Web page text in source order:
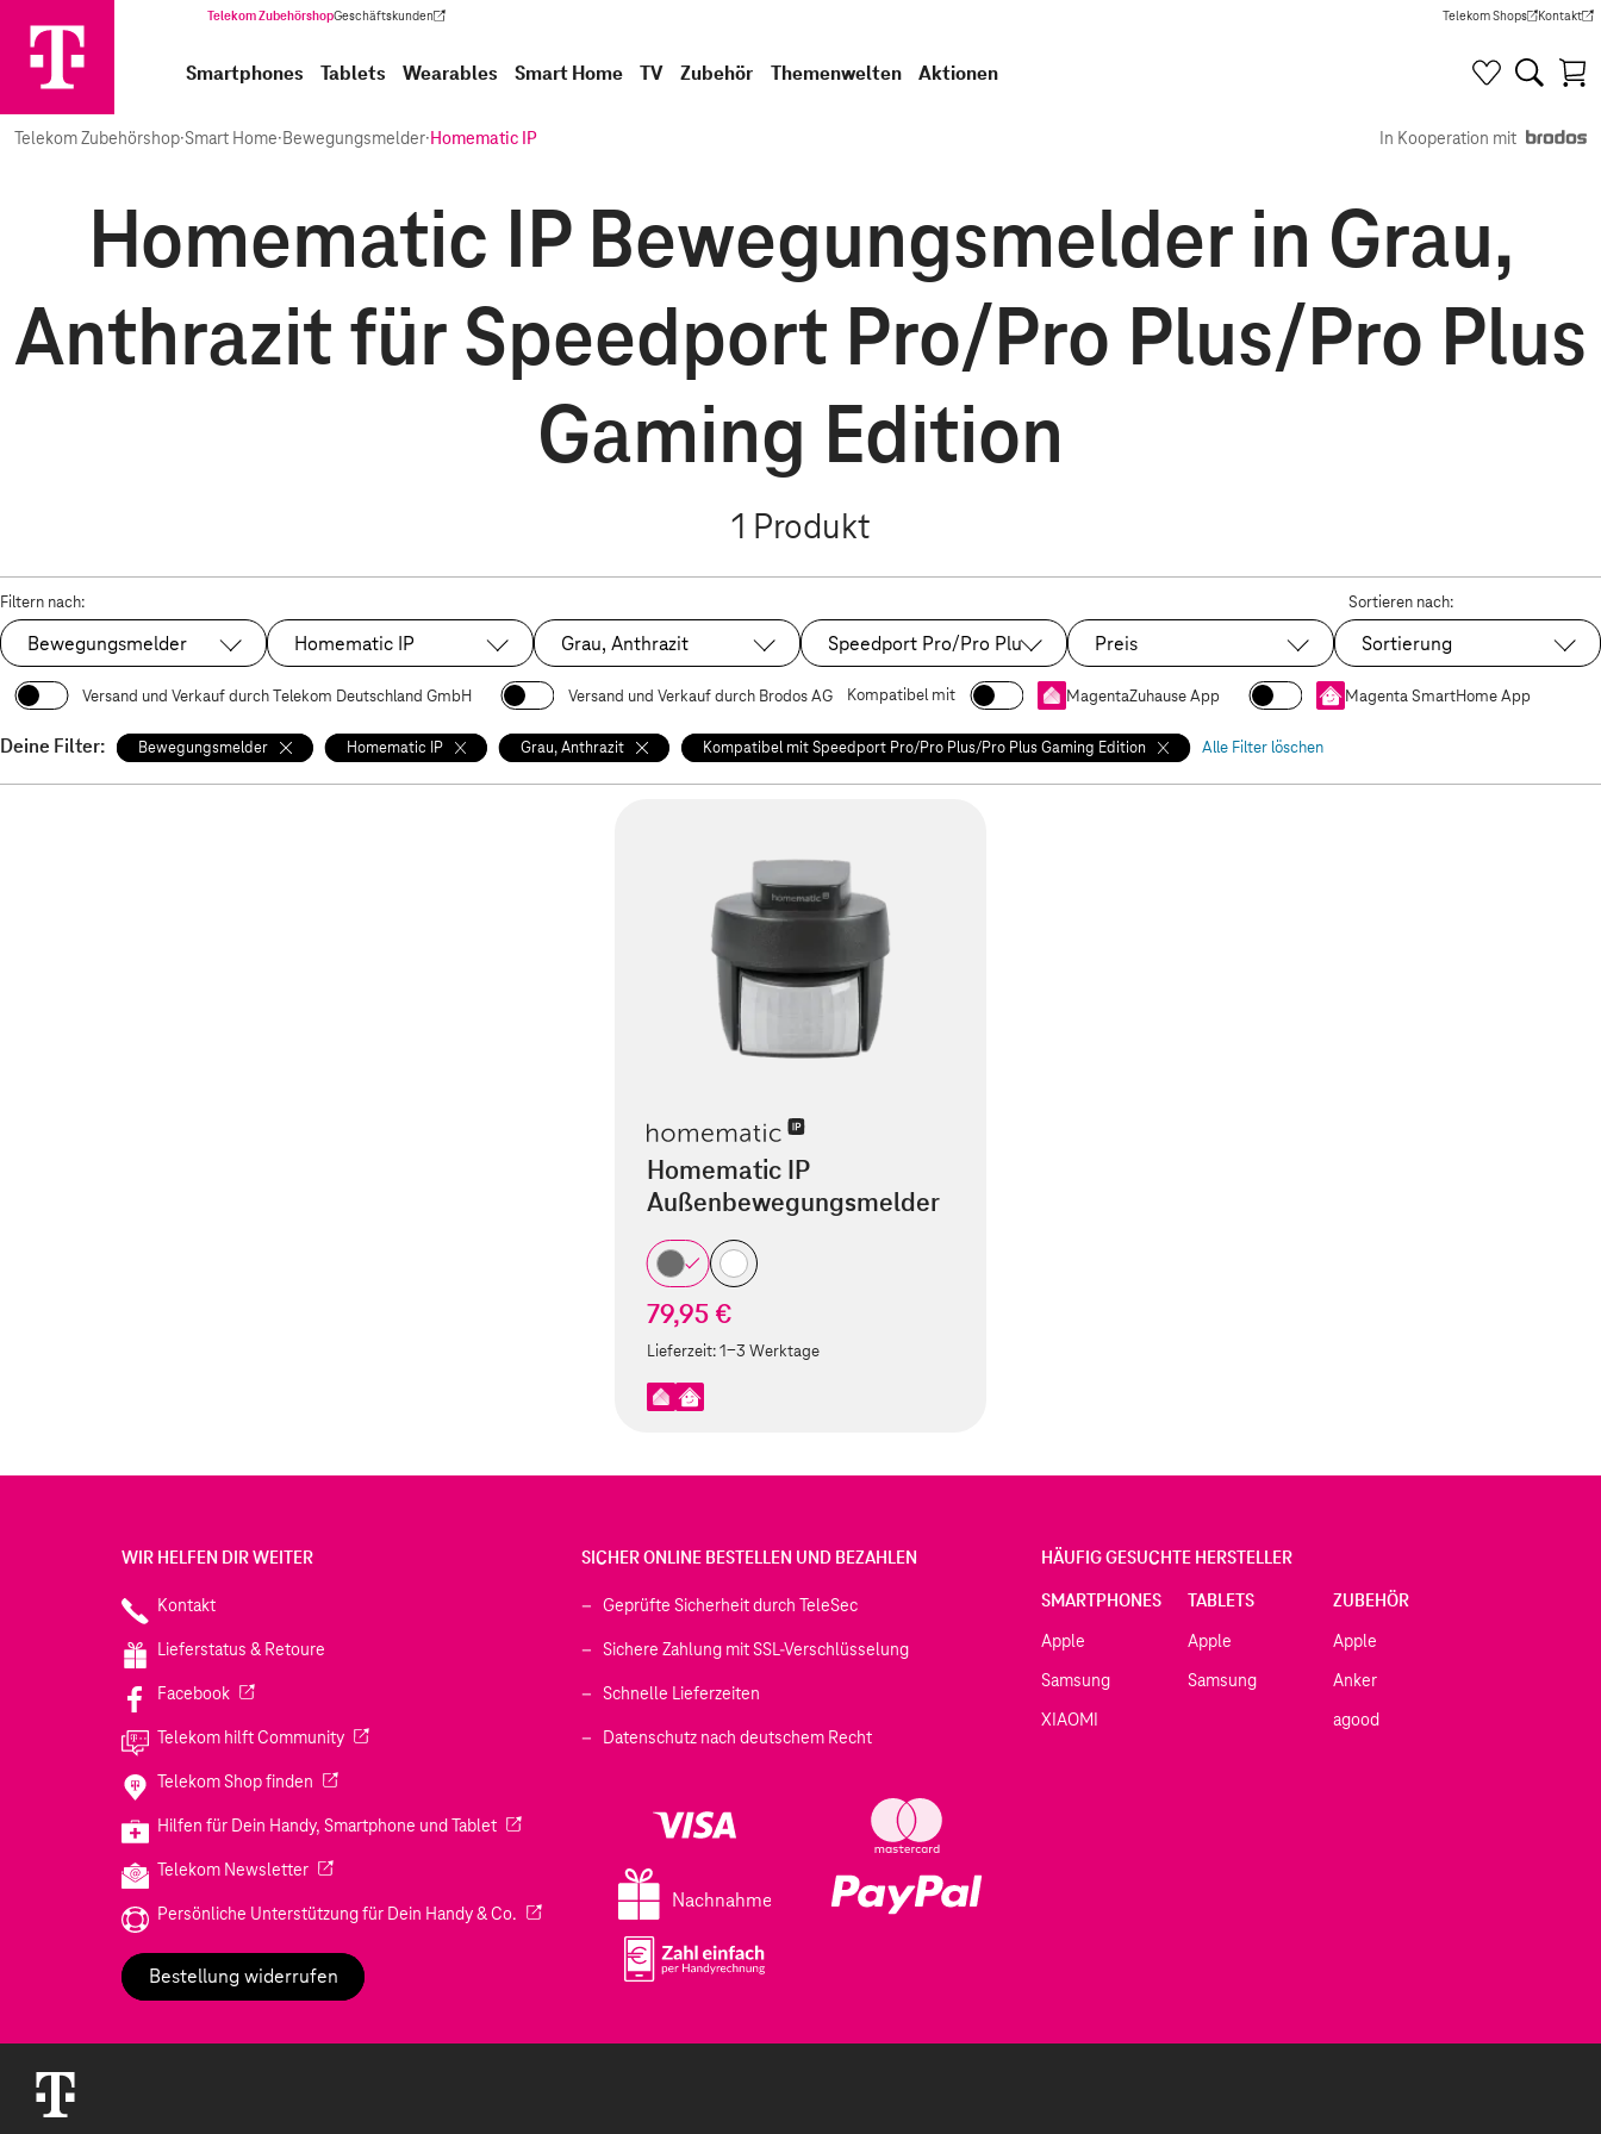
Telekom ZubehörshopGeschäftskunden
(Wird in einem neuen Tab geöffnet) Telekom Shops
(Wird in einem neuen Tab
Kontakt
(Wird in
Smartphones Tablets Wearables Smart Home TV Zubehör Themenwelten Aktionen
Telekom Zubehörshop·Smart Home·Bewegungsmelder·Homematic IP In Kooperation mit
Homematic IP Bewegungsmelder in Grau,
Anthrazit für Speedport Pro/Pro Plus/Pro Plus
Gaming Edition
1 Produkt
Filtern nach:
Ausgewählt:
Bewegungsmelder Ausgewählt:
Homematic IP Ausgewählt:
Grau, Anthrazit Ausgewählt:
Speedport Pro/Pro Plus/Pro Plus Gaming Edition
Preis
Sortieren nach:
Sortierung
Versand und Verkauf durch Telekom Deutschland GmbH Versand und Verkauf durch Brodos AG Kompatibel mit MagentaZuhause App Magenta SmartHome App
Deine Filter: Bewegungsmelder Homematic IP Grau, Anthrazit Kompatibel mit Speedport Pro/Pro Plus/Pro Plus Gaming Edition Alle Filter löschen
Homematic IP
Außenbewegungsmelder
79,95 €
Lieferzeit:1-3 Werktage
WIR HELFEN DIR WEITER
Kontakt
Lieferstatus & Retoure
Facebook(Wird in einem neuen Tab geöffnet)
Telekom hilft Community(Wird in einem neuen Tab geöffnet)
Telekom Shop finden (Wird in einem neuen Tab geöffnet)
Hilfen für Dein Handy, Smartphone und Tablet(Wird in einem neuen Tab geöffnet)
Telekom Newsletter(Wird in einem neuen Tab geöffnet)
Persönliche Unterstützung für Dein Handy & Co. (Wird in einem neuen Tab geöffnet)
Bestellung widerrufen
SICHER ONLINE BESTELLEN UND BEZAHLEN
Geprüfte Sicherheit durch TeleSec
Sichere Zahlung mit SSL-Verschlüsselung
Schnelle Lieferzeiten
Datenschutz nach deutschem Recht
Nachnahme
HÄUFIG GESUCHTE HERSTELLER
SMARTPHONES
Apple
Samsung
XIAOMI
TABLETS
Apple
Samsung
ZUBEHÖR
Apple
Anker
agood